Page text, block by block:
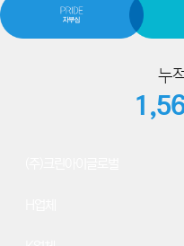
누